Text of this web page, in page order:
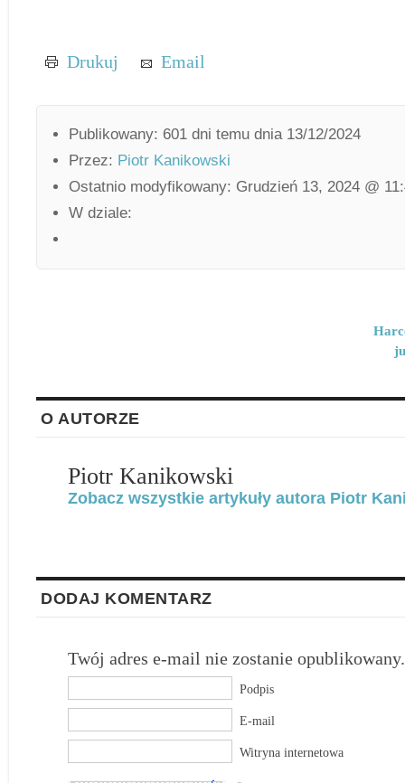
Drukuj Email
Publikowany: 601 dni temu dnia 13/12/2024
Przez: Piotr Kanikowski
Ostatnio modyfikowany: Grudzień 13, 2024 @
W dziale:
O AUTORZE
Piotr Kanikowski
Zobacz wszystkie artykuły autora Piotr
DODAJ KOMENTARZ
Twój adres e-mail nie zostanie opublikowany.
Podpis
E-mail
Witryna internetowa